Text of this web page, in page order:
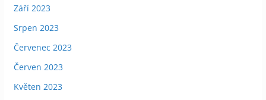
Září 2023
Srpen 2023
Červenec 2023
Červen 2023
Květen 2023